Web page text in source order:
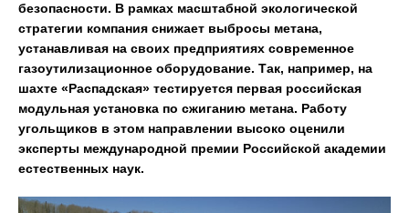
безопасности. В рамках масштабной экологической
стратегии компания снижает выбросы метана,
устанавливая на своих предприятиях современное
газоутилизационное оборудование. Так, например, на
шахте «Распадская» тестируется первая российская
модульная установка по сжиганию метана. Работу
угольщиков в этом направлении высоко оценили
эксперты международной премии Российской академии
естественных наук.